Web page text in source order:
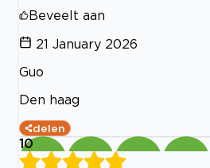
Beveelt aan
21 January 2026
Guo
Den haag
delen
10